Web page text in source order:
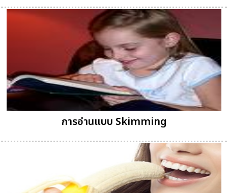
การอ่านแบบ Skimming